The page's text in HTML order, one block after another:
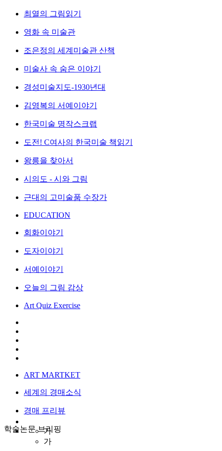
최열의 그림읽기
영화 속 미술관
조은정의 세계미술관 산책
미술사 속 숨은 이야기
경성미술지도-1930년대
김영복의 서예이야기
한국미술 명작스크랩
도전! C여사의 한국미술 책읽기
왕릉을 찾아서
시의도 - 시와 그림
근대의 고미술품 수장가
EDUCATION
회화이야기
도자이야기
서예이야기
오늘의 그림 감상
Art Quiz Exercise
ART MARTKET
세계의 경매소식
경매 프리뷰
학술논문 브리핑
가
가